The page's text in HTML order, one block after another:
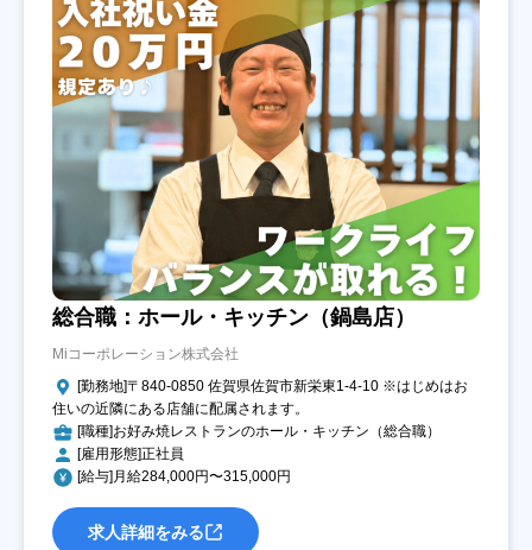
総合職：ホール・キッチン（鍋島店）
Miコーポレーション株式会社
[勤務地]〒840-0850 佐賀県佐賀市新栄東1-4-10 ※はじめはお
住いの近隣にある店舗に配属されます。
[職種]お好み焼レストランのホール・キッチン（総合職）
[雇用形態]正社員
[給与]月給284,000円〜315,000円
求人詳細をみる